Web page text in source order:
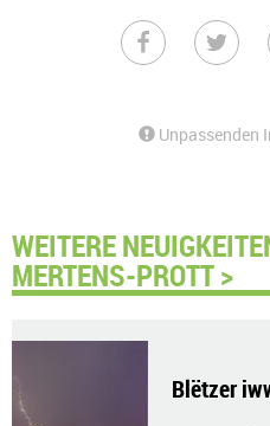
Unpassenden
WEITERE
MERTENS-PROTT >
Blëtzer